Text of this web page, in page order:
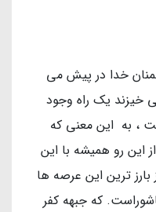
خدا در پیش می
خیزند یک راه وجود
، به این معنی که
این رو همیشه با این
ترین این عرصه ها
که جبهه کفر